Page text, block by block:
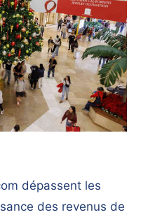
dépassent les
des revenus de